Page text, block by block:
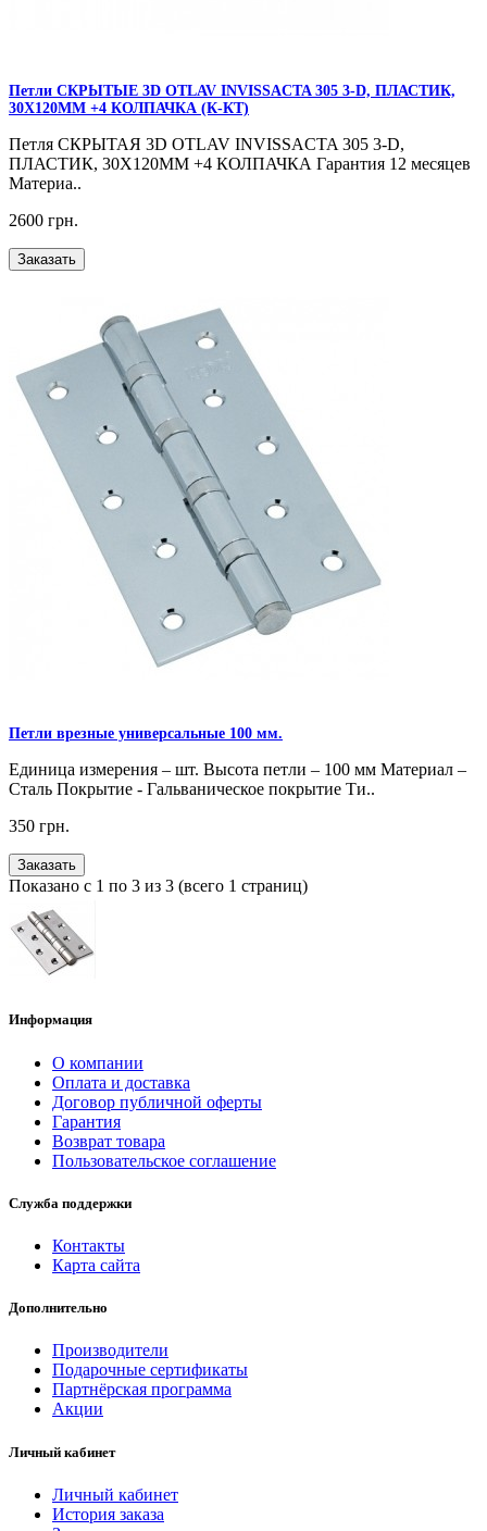
Петли CКРЫТЫЕ 3D OTLAV INVISSACTA 305 3-D, ПЛАСТИК,
30Х120ММ +4 КОЛПАЧКА (К-КТ)
Петля CКРЫТАЯ 3D OTLAV INVISSACTA 305 3-D,
ПЛАСТИК, 30Х120ММ +4 КОЛПАЧКА Гарантия 12 месяцев
Материа..
2600 грн.
Заказать
Петли врезные универсальные 100 мм.
Единица измерения – шт. Высота петли – 100 мм Материал –
Сталь Покрытие - Гальваническое покрытие Ти..
350 грн.
Заказать
Показано с 1 по 3 из 3 (всего 1 страниц)
Информация
О компании
Оплата и доставка
Договор публичной оферты
Гарантия
Возврат товара
Пользовательское соглашение
Служба поддержки
Контакты
Карта сайта
Дополнительно
Производители
Подарочные сертификаты
Партнёрская программа
Акции
Личный кабинет
Личный кабинет
История заказа